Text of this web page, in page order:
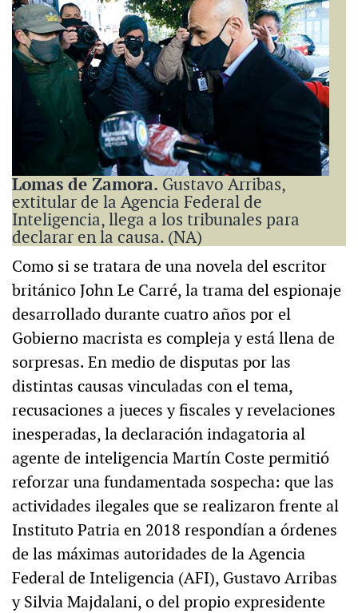
Lomas de Zamora. Gustavo Arribas,
extitular de la Agencia Federal de
Inteligencia, llega a los tribunales para
declarar en la causa. (NA)
Como si se tratara de una novela del escritor
británico John Le Carré, la trama del espionaje
desarrollado durante cuatro años por el
Gobierno macrista es compleja y está llena de
sorpresas. En medio de disputas por las
distintas causas vinculadas con el tema,
recusaciones a jueces y fiscales y revelaciones
inesperadas, la declaración indagatoria al
agente de inteligencia Martín Coste permitió
reforzar una fundamentada sospecha: que las
actividades ilegales que se realizaron frente al
Instituto Patria en 2018 respondían a órdenes
de las máximas autoridades de la Agencia
Federal de Inteligencia (AFI), Gustavo Arribas
y Silvia Majdalani, o del propio expresidente